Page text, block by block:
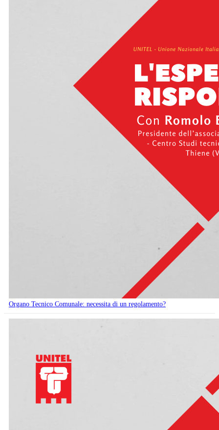
Organo Tecnico Comunale: necessita di un regolamento?